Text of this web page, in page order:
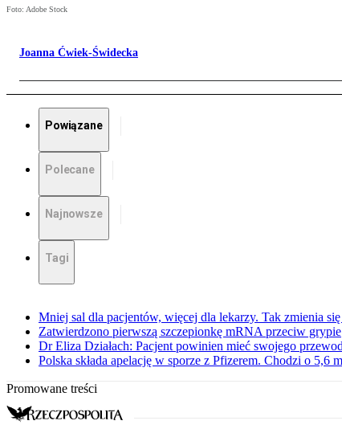
Foto: Adobe Stock
Joanna Ćwiek-Świdecka
Powiązane
Polecane
Najnowsze
Tagi
Mniej sal dla pacjentów, więcej dla lekarzy. Tak zmienia
Zatwierdzono pierwszą szczepionkę mRNA przeciw grypie
Dr Eliza Działach: Pacjent powinien mieć swojego
Polska składa apelację w sporze z Pfizerem. Chodzi o 5,6
Promowane treści